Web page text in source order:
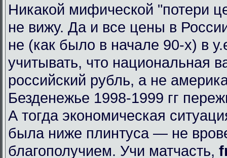
Никакой мифической "потери
не вижу. Да и все цены в
не (как было в начале 90-х) в
учитывать, что национальная
российский рубль, а не
Безденежье 1998-1999 гг
А тогда экономическая
была ниже плинтуса — не
благополучием. Учи матчасть,